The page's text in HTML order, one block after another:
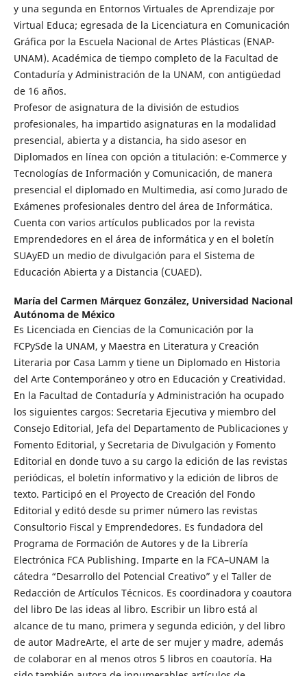
y una segunda en Entornos Virtuales de Aprendizaje por
Virtual Educa; egresada de la Licenciatura en Comunicación
Gráfica por la Escuela Nacional de Artes Plásticas (ENAP-
UNAM). Académica de tiempo completo de la Facultad de
Contaduría y Administración de la UNAM, con antigüedad
de 16 años.
Profesor de asignatura de la división de estudios
profesionales, ha impartido asignaturas en la modalidad
presencial, abierta y a distancia, ha sido asesor en
Diplomados en línea con opción a titulación: e-Commerce y
Tecnologías de Información y Comunicación, de manera
presencial el diplomado en Multimedia, así como Jurado de
Exámenes profesionales dentro del área de Informática.
Cuenta con varios artículos publicados por la revista
Emprendedores en el área de informática y en el boletín
SUAyED un medio de divulgación para el Sistema de
Educación Abierta y a Distancia (CUAED).
María del Carmen Márquez González, Universidad Nacional
Autónoma de México
Es Licenciada en Ciencias de la Comunicación por la
FCPySde la UNAM, y Maestra en Literatura y Creación
Literaria por Casa Lamm y tiene un Diplomado en Historia
del Arte Contemporáneo y otro en Educación y Creatividad.
En la Facultad de Contaduría y Administración ha ocupado
los siguientes cargos: Secretaria Ejecutiva y miembro del
Consejo Editorial, Jefa del Departamento de Publicaciones y
Fomento Editorial, y Secretaria de Divulgación y Fomento
Editorial en donde tuvo a su cargo la edición de las revistas
periódicas, el boletín informativo y la edición de libros de
texto. Participó en el Proyecto de Creación del Fondo
Editorial y editó desde su primer número las revistas
Consultorio Fiscal y Emprendedores. Es fundadora del
Programa de Formación de Autores y de la Librería
Electrónica FCA Publishing. Imparte en la FCA–UNAM la
cátedra “Desarrollo del Potencial Creativo” y el Taller de
Redacción de Artículos Técnicos. Es coordinadora y coautora
del libro De las ideas al libro. Escribir un libro está al
alcance de tu mano, primera y segunda edición, y del libro
de autor MadreArte, el arte de ser mujer y madre, además
de colaborar en al menos otros 5 libros en coautoría. Ha